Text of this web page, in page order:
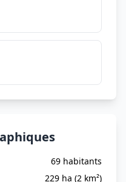
69 habitants
229 ha (2 km²)